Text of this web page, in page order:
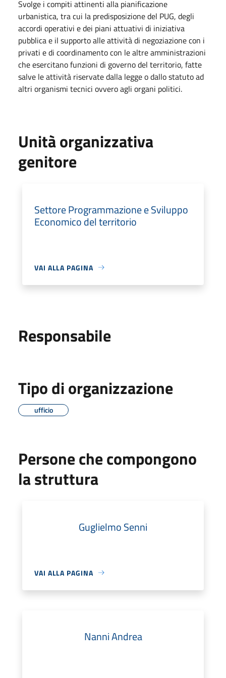
Svolge i compiti attinenti alla pianificazione
urbanistica, tra cui la predisposizione del PUG, degli
accordi operativi e dei piani attuativi di iniziativa
pubblica e il supporto alle attività di negoziazione con i
privati e di coordinamento con le altre amministrazioni
che esercitano funzioni di governo del territorio, fatte
salve le attività riservate dalla legge o dallo statuto ad
altri organismi tecnici ovvero agli organi politici.
Unità organizzativa
genitore
Settore Programmazione e Sviluppo
Economico del territorio
VAI ALLA PAGINA
Responsabile
Tipo di organizzazione
ufficio
Persone che compongono
la struttura
Guglielmo Senni
VAI ALLA PAGINA
Nanni Andrea